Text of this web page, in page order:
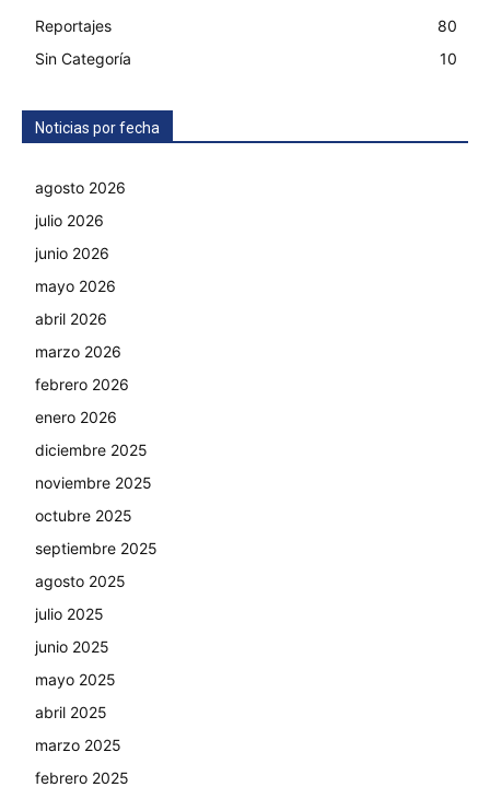
Reportajes
80
Sin Categoría
10
Noticias por fecha
agosto 2026
julio 2026
junio 2026
mayo 2026
abril 2026
marzo 2026
febrero 2026
enero 2026
diciembre 2025
noviembre 2025
octubre 2025
septiembre 2025
agosto 2025
julio 2025
junio 2025
mayo 2025
abril 2025
marzo 2025
febrero 2025